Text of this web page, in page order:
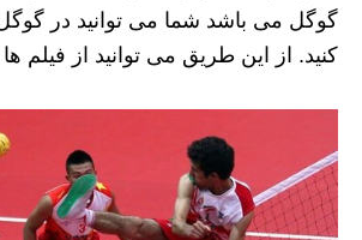
گوگل می باشد شما می توانید در
کنید. از این طریق می توانید از فیلم